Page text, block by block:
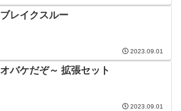
ブレイクスルー
2023.09.01
オバケだぞ～ 拡張セット
2023.09.01